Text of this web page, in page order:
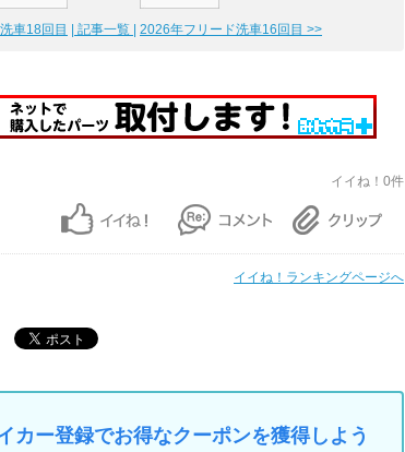
車18回目 | 記事一覧 | 2026年フリード洗車16回目 >>
イイね！0件
イイね！ランキングページへ
カー登録でお得なクーポンを獲得しよう